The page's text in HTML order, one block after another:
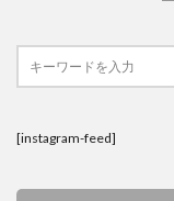
[instagram-feed]